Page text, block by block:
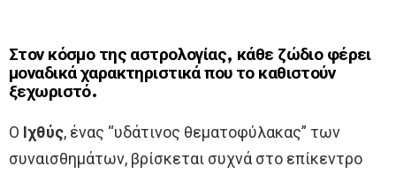
Στον κόσμο της αστρολογίας, κάθε ζώδιο φέρει
μοναδικά χαρακτηριστικά που το καθιστούν
ξεχωριστό.
Ο Ιχθύς, ένας “υδάτινος θεματοφύλακας” των
συναισθημάτων, βρίσκεται συχνά στο επίκεντρο